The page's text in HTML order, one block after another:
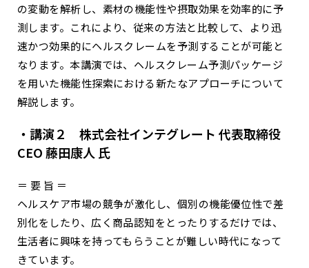
の変動を解析し、素材の機能性や摂取効果を効率的に予
測します。これにより、従来の方法と比較して、より迅
速かつ効果的にヘルスクレームを予測することが可能と
なります。本講演では、ヘルスクレーム予測パッケージ
を用いた機能性探索における新たなアプローチについて
解説します。
・講演２ 株式会社インテグレート 代表取締役
CEO 藤田康人 氏
＝ 要 旨 ＝
ヘルスケア市場の競争が激化し、個別の機能優位性で差
別化をしたり、広く商品認知をとったりするだけでは、
生活者に興味を持ってもらうことが難しい時代になって
きています。